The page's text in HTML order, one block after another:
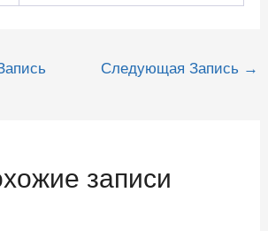
Следующая Запись →
записи